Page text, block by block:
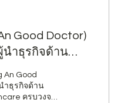
Good Doctor)
นำธุรกิจด้าน
Healthcare
ลก
An Good
ำธุรกิจด้าน
ครบวงจร